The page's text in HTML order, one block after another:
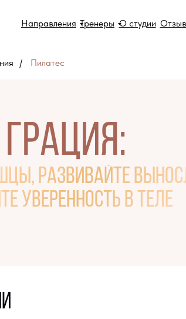
Направления Тренеры О студии
/ Пилатес
развивайте
уверенность в теле